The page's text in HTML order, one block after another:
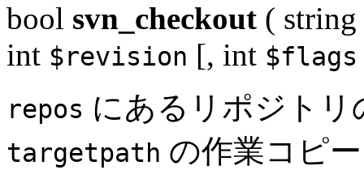
bool svn_checkout ( string
int $revision [, int $flags
repos にあるリポジト
targetpath の作業コピ